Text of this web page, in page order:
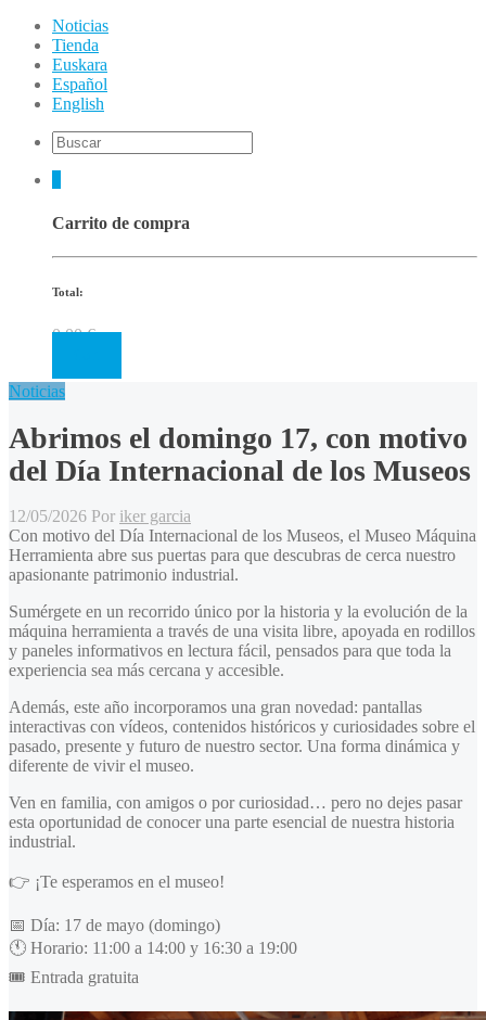
Noticias
Tienda
Euskara
Español
English
Carrito de compra
Total:
0.00€
Noticias
Abrimos el domingo 17, con motivo
del Día Internacional de los Museos
12/05/2026 Por iker garcia
Con motivo del Día Internacional de los Museos, el Museo Máquina
Herramienta abre sus puertas para que descubras de cerca nuestro
apasionante patrimonio industrial.
Sumérgete en un recorrido único por la historia y la evolución de la
máquina herramienta a través de una visita libre, apoyada en rodillos
y paneles informativos en lectura fácil, pensados para que toda la
experiencia sea más cercana y accesible.
Además, este año incorporamos una gran novedad: pantallas
interactivas con vídeos, contenidos históricos y curiosidades sobre el
pasado, presente y futuro de nuestro sector. Una forma dinámica y
diferente de vivir el museo.
Ven en familia, con amigos o por curiosidad… pero no dejes pasar
esta oportunidad de conocer una parte esencial de nuestra historia
industrial.
👉 ¡Te esperamos en el museo!
📅 Día: 17 de mayo (domingo)
🕚 Horario: 11:00 a 14:00 y 16:30 a 19:00
🎟️ Entrada gratuita